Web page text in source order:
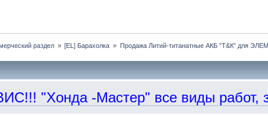
раздел » [EL] Барахолка » Продажа Литий-титанатные АКБ ”Т&К” для
"Хонда -Мастер" все виды работ,